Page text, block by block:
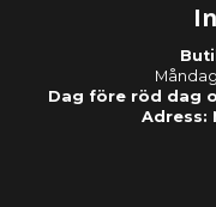
Dag före röd dag
Adress: